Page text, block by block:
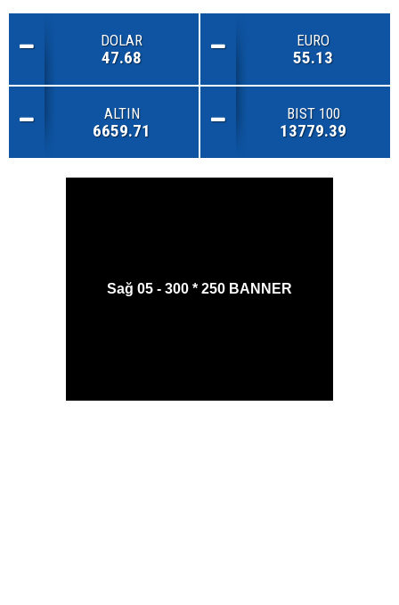
DOLAR
47.68
EURO
55.13
ALTIN
6659.71
BIST 100
13779.39
Sağ 05 - 300 * 250 BANNER